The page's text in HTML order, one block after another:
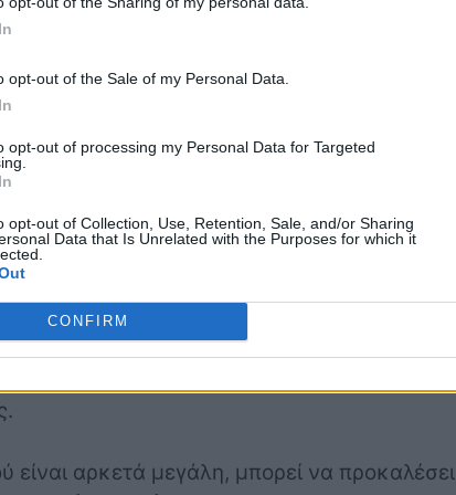
opt-out of the Sale of my Personal Data.
opt-out of processing my Personal Data for Targeted
opt-out of Collection, Use, Retention, Sale, and/or Sharing
Data that Is Unrelated with the Purposes for which it
CONFIRM
κεραυνός το
συνήθως χτυπάει πρώτατηνκεραίαή την
φυσικά μεγάλες ζημιές σε διάφορα
έχουν σύρματα απόψυξης στο
βλάβες από την ηλεκτρική
στην κεραία, το ηλεκτρικό
είναι αρκετά μεγάλη, μπορεί να προκαλέσει